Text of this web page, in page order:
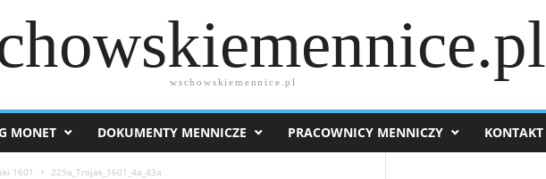
wschowskiemennice.pl
MONET DOKUMENTY MENNICZE PRACOWNICY MENNICZY KONTAKT
1601 229a_Trojak_1601_4a_43a